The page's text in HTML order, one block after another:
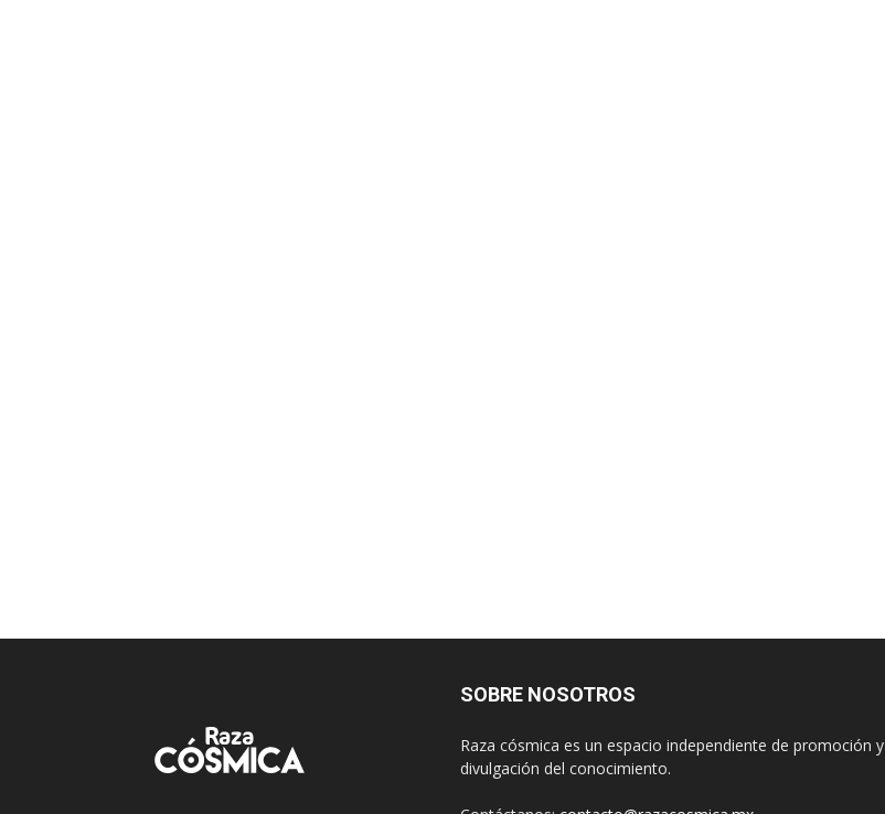
SOBRE NOSOTROS
Raza cósmica es un espacio independiente de promoción y
divulgación del conocimiento.